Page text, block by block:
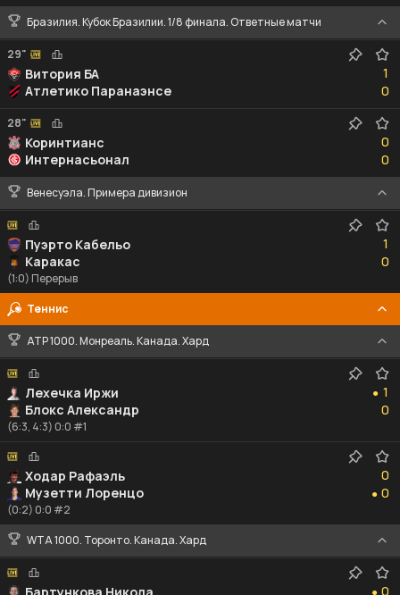
Бразилия. Кубок Бразилии. 1/8 финала. Ответные матчи
29"
Витория БА
Атлетико Паранаэнсе
1
10
0
28"
Коринтианс
Интернасьонал
0
0
0
0
Венесуэла. Примера дивизион
Пуэрто Кабельо
Каракас
1
10
0
(1:0) Перерыв
Теннис
ATP 1000. Монреаль. Канада. Хард
Лехечка Иржи
Блокс Александр
●
1
10
0
(6:3, 4:3) 0:0 #1
Ходар Рафаэль
Музетти Лоренцо
0
0
●
0
0
(0:2) 0:0 #2
WTA 1000. Торонто. Канада. Хард
●
0
0